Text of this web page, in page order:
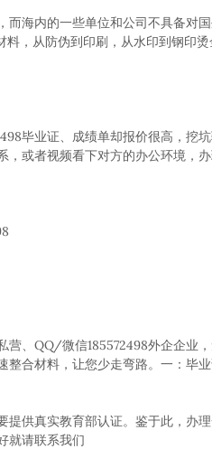
海内的一些单位和公司不具备对
，从防伪到印刷，从水印到钢印
毕业证、成绩单却报价很高，挖
或者视频看下对方的办公环境，
、QQ/微信185572498外企企业
合材料，让您少走弯路。一：毕
供真实教育部认证。鉴于此，办
就请联系我们